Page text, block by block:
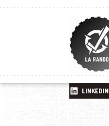
LINKEDIN